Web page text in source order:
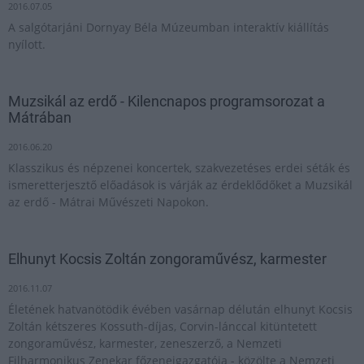
2016.07.05
A salgótarjáni Dornyay Béla Múzeumban interaktív kiállítás
nyílott.
Muzsikál az erdő - Kilencnapos programsorozat a
Mátrában
2016.06.20
Klasszikus és népzenei koncertek, szakvezetéses erdei séták és
ismeretterjesztő előadások is várják az érdeklődőket a Muzsikál
az erdő - Mátrai Művészeti Napokon.
Elhunyt Kocsis Zoltán zongoraművész, karmester
2016.11.07
Életének hatvanötödik évében vasárnap délután elhunyt Kocsis
Zoltán kétszeres Kossuth-díjas, Corvin-lánccal kitüntetett
zongoraművész, karmester, zeneszerző, a Nemzeti
Filharmonikus Zenekar főzeneigazgatója - közölte a Nemzeti